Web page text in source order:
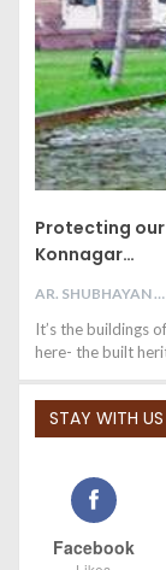
Protecting
Konnagar…
AR. SHUBHAYAN M
It’s the buildings
here- the built
STAY WITH US
Facebook